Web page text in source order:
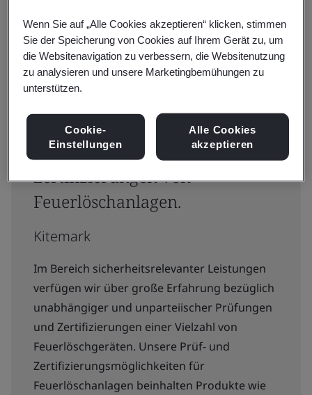
Schaffen sie Vertrauen durch
Sicherheitsprüfungen und
Zertifizierungen von
Feuerlöschanlagen.
Kitemark
Im Bereich sicherheitsrelevanter Leistungen
verfügen wir über große Erfahrung bezüglich
unabhängiger und unparteiischer Prüfungen
und Zertifizierungen einer Vielzahl von
Feuerlöschgeräten. Unsere Prüf- und
Zertifizierungsmöglichkeiten für
Feuerlöschanlagen beinhalten Produkte wie
Wenn Sie auf „Alle Cookies akzeptieren“ klicken, stimmen
Sie der Speicherung von Cookies auf Ihrem Gerät zu, um
die Websitenavigation zu verbessern, die Websitenutzung
zu analysieren und unsere Marketingbemühungen zu
unterstützen.
Cookie-
Einstellungen
Alle Cookies
akzeptieren